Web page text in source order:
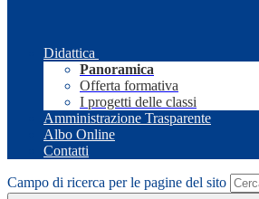
Didattica
Panoramica
Offerta formativa
I progetti delle classi
Amministrazione Trasparente
Albo Online
Contatti
Campo di ricerca per le pagine del sito